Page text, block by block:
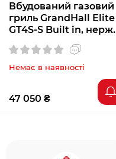
Вбудований газовий
гриль GrandHall Elite
GT4S-S Built in, нерж.
Сталь K04000059A
Немає в наявності
47 050 ₴